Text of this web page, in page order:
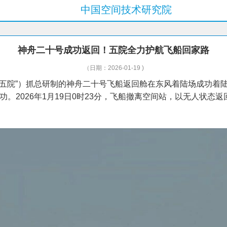
中国空间技术研究院
神舟二十号成功返回！五院全力护航飞船回家路
（日期：2026-01-19 )
院”）抓总研制的神舟二十号飞船返回舱在东风着陆场成功
。2026年1月19日0时23分，飞船撤离空间站，以无人状态